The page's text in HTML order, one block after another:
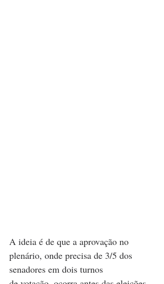
A ideia é de que a aprovação no
plenário, onde precisa de 3/5 dos
senadores em dois turnos